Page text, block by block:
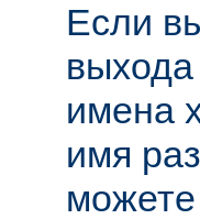
Если
имена
имя
можете